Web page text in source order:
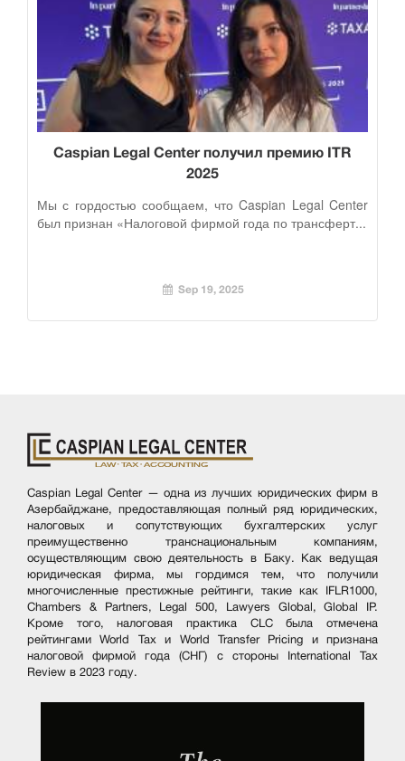
Caspian Legal Center получил премию ITR
2025
Мы с гордостью сообщаем, что Caspian Legal Center
был признан «Налоговой фирмой года по трансферт...
Sep 19, 2025
Caspian Legal Center — одна из лучших юридических фирм в
Азербайджане, предоставляющая полный ряд юридических,
налоговых и сопутствующих бухгалтерских услуг
преимущественно транснациональным компаниям,
осуществляющим свою деятельность в Баку. Как ведущая
юридическая фирма, мы гордимся тем, что получили
многочисленные престижные рейтинги, такие как IFLR1000,
Chambers & Partners, Legal 500, Lawyers Global, Global IP.
Кроме того, налоговая практика CLC была отмечена
рейтингами World Tax и World Transfer Pricing и признана
налоговой фирмой года (СНГ) с стороны International Tax
Review в 2023 году.